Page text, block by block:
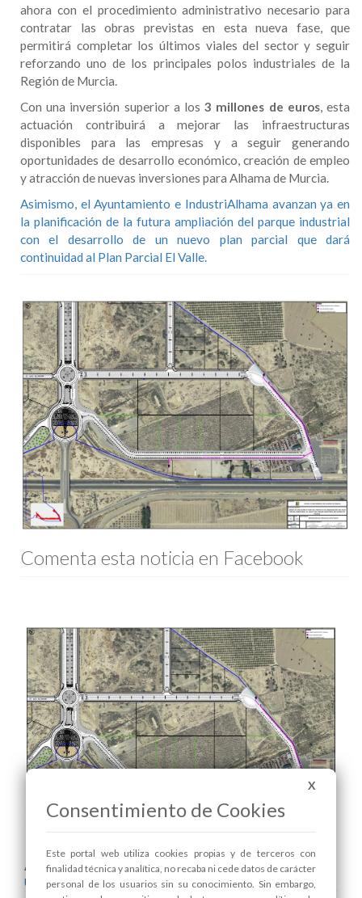
ahora con el procedimiento administrativo necesario para
contratar las obras previstas en esta nueva fase, que
permitirá completar los últimos viales del sector y seguir
reforzando uno de los principales polos industriales de la
Región de Murcia.
Con una inversión superior a los3 millones de euros, esta
actuación contribuirá a mejorar las infraestructuras
disponibles para las empresas y a seguir generando
oportunidades de desarrollo económico, creación de empleo
y atracción de nuevas inversiones para Alhama de Murcia.
Asimismo, el Ayuntamiento e IndustriAlhama avanzan ya en
la planificación de la futura ampliación del parque industrial
con el desarrollo de un nuevo plan parcial que dará
continuidad al Plan Parcial El Valle.
Comenta esta noticia en Facebook
Areas relacionadas:
Urbanismo
X
Consentimiento de Cookies
Este portal web utiliza cookies propias y de terceros con
finalidad técnica y analítica, no recaba ni cede datos de carácter
personal de los usuarios sin su conocimiento. Sin embargo,